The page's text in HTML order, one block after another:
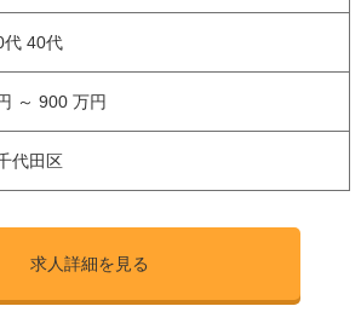
代 40代
～ 900 万円
代田区
求人詳細を見る